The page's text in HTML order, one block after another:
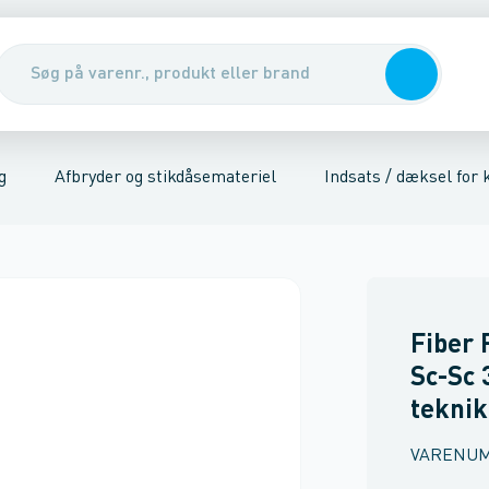
Kabler, rør & jording/udligningTavler, kabelskabe & DIN-
Afbryder og stikdåsemateriel Indsats / dæksel for
Udendørs stikkontakterStikkontakter Trykknap
Fiber
Sc-Sc
teknik